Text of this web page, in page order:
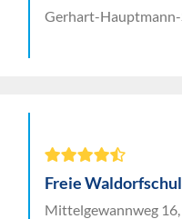
Gerhart-
Freie
Mittelgewannweg